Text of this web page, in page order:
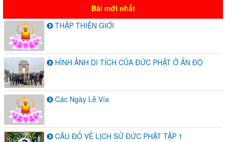
Bài mới nhất
THẬP THIỆN GIỚI
HÌNH ẢNH DI TÍCH CỦA ĐỨC PHẬT Ở ẤN ĐỘ
Các Ngày Lễ Vía
CÂU ĐỐ VỀ LỊCH SỬ ĐỨC PHẬT TẬP 1